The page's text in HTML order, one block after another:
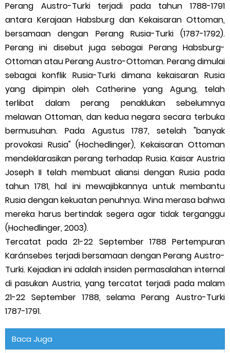
Perang Austro-Turki terjadi pada tahun 1788-1791
antara Kerajaan Habsburg dan Kekaisaran Ottoman,
bersamaan dengan Perang Rusia-Turki (1787-1792).
Perang ini disebut juga sebagai Perang Habsburg-
Ottoman atau Perang Austro-Ottoman. Perang dimulai
sebagai konflik Rusia-Turki dimana kekaisaran Rusia
yang dipimpin oleh Catherine yang Agung, telah
terlibat dalam perang penaklukan sebelumnya
melawan Ottoman, dan kedua negara secara terbuka
bermusuhan. Pada Agustus 1787, setelah "banyak
provokasi Rusia" (Hochedlinger), Kekaisaran Ottoman
mendeklarasikan perang terhadap Rusia. Kaisar Austria
Joseph II telah membuat aliansi dengan Rusia pada
tahun 1781, hal ini mewajibkannya untuk membantu
Rusia dengan kekuatan penuhnya. Wina merasa bahwa
mereka harus bertindak segera agar tidak terganggu
(Hochedlinger, 2003).
Tercatat pada 21-22 September 1788 Pertempuran
Karánsebes terjadi bersamaan dengan Perang Austro-
Turki. Kejadian ini adalah insiden permasalahan internal
di pasukan Austria, yang tercatat terjadi pada malam
21-22 September 1788, selama Perang Austro-Turki
1787-1791.
Baca Juga